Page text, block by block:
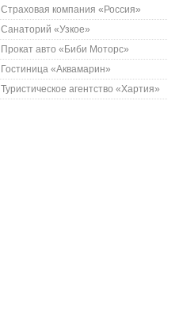
Страховая компания «Россия»
Санаторий «Узкое»
Прокат авто «Биби Моторс»
Гостиница «Аквамарин»
Туристическое агентство «Хартия»